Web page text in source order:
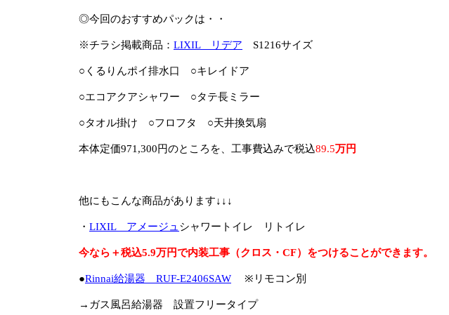
◎今回のおすすめパックは・・
※チラシ掲載商品： LIXIL リデア S1216サイズ
○くるりんポイ排水口 ○キレイドア
○エコアクアシャワー ○タテ長ミラー
○タオル掛け ○フロフタ ○天井換気扇
本体定価971,300円のところを、工事費込みで税込89.5万円
他にもこんな商品があります↓↓↓
・ LIXIL アメージュシャワートイレ リトイレ
今なら＋税込5.9万円で内装工事（クロス・CF）をつけることができます。
●Rinnai給湯器 RUF-E2406SAW ※リモコン別
→ガス風呂給湯器 設置フリータイプ